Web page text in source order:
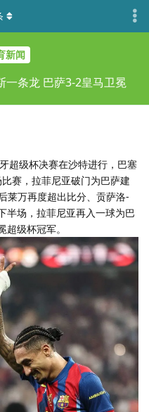
新闻
一条龙 巴萨3-2皇马卫冕
超级杯决赛在沙特进行，巴塞
赛，拉菲尼亚破门为巴萨建
莱万再度超出比分、贡萨洛-
半场，拉菲尼亚再入一球为巴
级杯冠军。